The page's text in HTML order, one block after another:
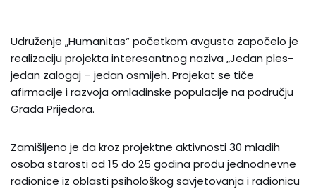
Udruženje „Humanitas“ početkom avgusta započelo je
realizaciju projekta interesantnog naziva „Jedan ples-
jedan zalogaj – jedan osmijeh. Projekat se tiče
afirmacije i razvoja omladinske populacije na području
Grada Prijedora.
Zamišljeno je da kroz projektne aktivnosti 30 mladih
osoba starosti od 15 do 25 godina prođu jednodnevne
radionice iz oblasti psihološkog savjetovanja i radionicu